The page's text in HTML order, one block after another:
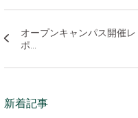
オープンキャンパス開催レ
ポ...
新着記事